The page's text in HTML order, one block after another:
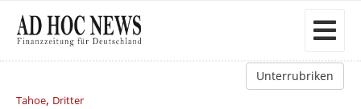
Unterrubriken
Tahoe, Dritter